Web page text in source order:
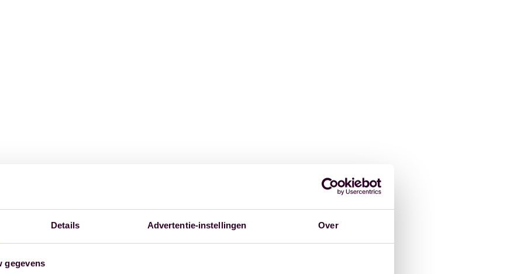
Details Advertentie-instellingen Over
gegevens